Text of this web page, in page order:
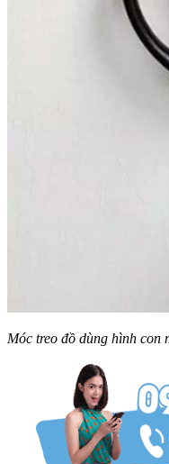
Móc treo đồ dùng hình con